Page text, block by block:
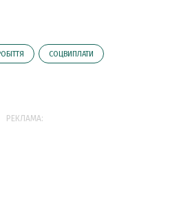
СОЦВИПЛАТИ
РЕКЛАМА: